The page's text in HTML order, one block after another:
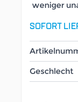
weniger
SOFORT
Geschlecht